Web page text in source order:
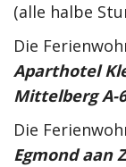
(alle halbe
Die
Aparthotel
Mittelberg A-
Die
Egmond aan